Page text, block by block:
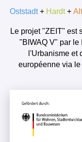
Oststadt+ Hardt+
Le projet "ZEIT" est
"BIWAQ V" par le
l'Urbanisme et
européenne via